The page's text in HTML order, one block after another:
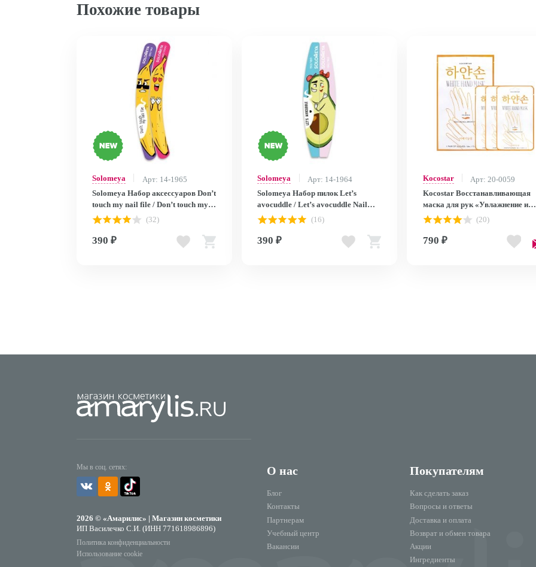
Похожие товары
Solomeya
Арт: 14-1965
Solomeya Набор аксессуаров Don’t
touch my nail file / Don’t touch my
nail file Accessory Kit , 2 шт.
(32)
390 ₽
Solomeya
Арт: 14-1964
Solomeya Набор пилок Let’s
avocuddle / Let’s avocuddle Nail
files, 2 шт.
(16)
390 ₽
Kocostar
Арт: 20-0059
Kocostar Восстанавливающая
маска для рук «Увлажнение и
Сияние» Набор из 3 шт. 3 х 8 мл
(20)
790 ₽
Мы в соц. сетях:
2026 © «Амарилис» | Магазин косметики
ИП Василечко С.И. (ИНН 771618986896)
Политика конфиденциальности
Использование cookie
О нас
Блог
Контакты
Партнерам
Учебный центр
Вакансии
Покупателям
Как сделать заказ
Вопросы и ответы
Доставка и оплата
Возврат и обмен товара
Акции
Ингредиенты